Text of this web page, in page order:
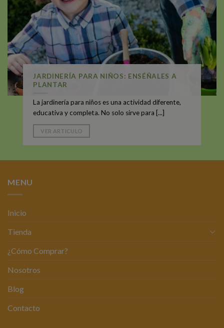
JARDINERÍA PARA NIÑOS: ENSÉÑALES A
PLANTAR
La jardinería para niños es una actividad diferente,
educativa y completa. No solo sirve para [...]
VER ARTICULO
MENU
Inicio
Tienda
¿Cómo Comprar?
Nosotros
Blog
Contacto